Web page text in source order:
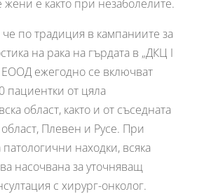
жени е както при незаболелите.
по традиция в кампаниите за
на рака на гърдата в „ДКЦ I
ежегодно се включват
пациентки от цяла
област, както и от съседната
Плевен и Русе. При
находки, всяка
насочвана за уточняващ
с хирург-онколог.